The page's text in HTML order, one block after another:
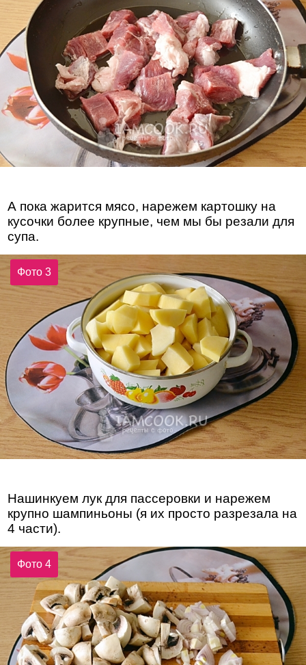
А пока жарится мясо, нарежем картошку на
кусочки более крупные, чем мы бы резали для
супа.
Фото 3
Нашинкуем лук для пассеровки и нарежем
крупно шампиньоны (я их просто разрезала на
4 части).
Фото 4